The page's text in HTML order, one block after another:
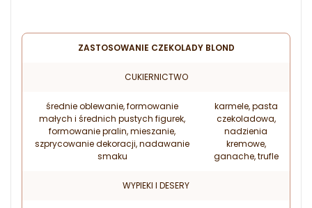
ZASTOSOWANIE CZEKOLADY BLOND
CUKIERNICTWO
średnie oblewanie, formowanie
małych i średnich pustych figurek,
formowanie pralin, mieszanie,
szprycowanie dekoracji, nadawanie
smaku
karmele, pasta
czekoladowa,
nadzienia
kremowe,
ganache, trufle
WYPIEKI I DESERY